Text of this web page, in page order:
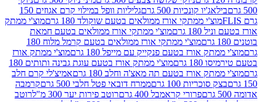
קונכיות 500 גרם
גליליות וופל במילוי קרם אגוזים 150
ממתקי אורז ממולאים בטעם שוקולד 180 גרם
מוצ'י ממתק
גרם
מוצ'י ממתקי אורז ממולאים בטעם חמאת
מוצ'י ממתקי אורז ממולאים בטעם קרמל מלוח 180
אורז בטעם פנקייק עם מייפל 180 גרם
מוצ'י ממתק אורז
גרם
מוצ'י ממתק אורז בטעם עוגת גבינה ותותים 180
אורז בטעם תה מאצ'ה וחלב 180 גרם
אמיצ'לי קרם חלב
סוכריות 100 גרם
ממרח דובאי פטל חלבי 500 גרם
קרמבה
פרורי קראמבל 400 גרם
רוטב פירות יער 300 מ"ל
רוטב